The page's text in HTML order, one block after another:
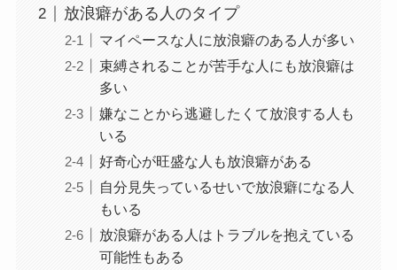
放浪癖がある人のタイプ
マイペースな人に放浪癖のある人が多い
束縛されることが苦手な人にも放浪癖は
多い
嫌なことから逃避したくて放浪する人も
いる
好奇心が旺盛な人も放浪癖がある
自分見失っているせいで放浪癖になる人
もいる
放浪癖がある人はトラブルを抱えている
可能性もある